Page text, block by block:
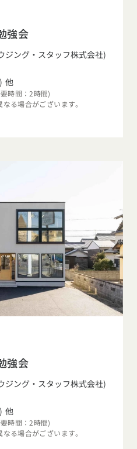
強会
ジング・スタッフ株式会社)
他
時間：2時間)
る場合がございます。
強会
ジング・スタッフ株式会社)
他
時間：2時間)
る場合がございます。